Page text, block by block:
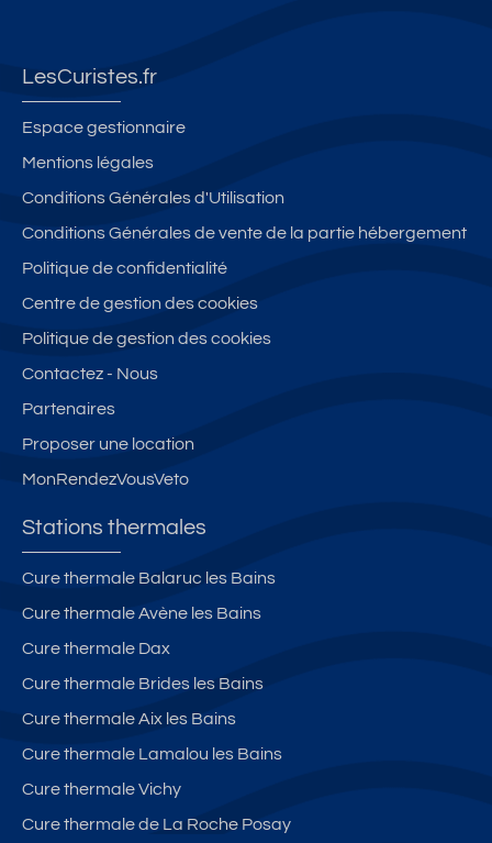
LesCuristes.fr
Espace gestionnaire
Mentions légales
Conditions Générales d'Utilisation
Conditions Générales de vente de la partie hébergement
Politique de confidentialité
Centre de gestion des cookies
Politique de gestion des cookies
Contactez - Nous
Partenaires
Proposer une location
MonRendezVousVeto
Stations thermales
Cure thermale Balaruc les Bains
Cure thermale Avène les Bains
Cure thermale Dax
Cure thermale Brides les Bains
Cure thermale Aix les Bains
Cure thermale Lamalou les Bains
Cure thermale Vichy
Cure thermale de La Roche Posay